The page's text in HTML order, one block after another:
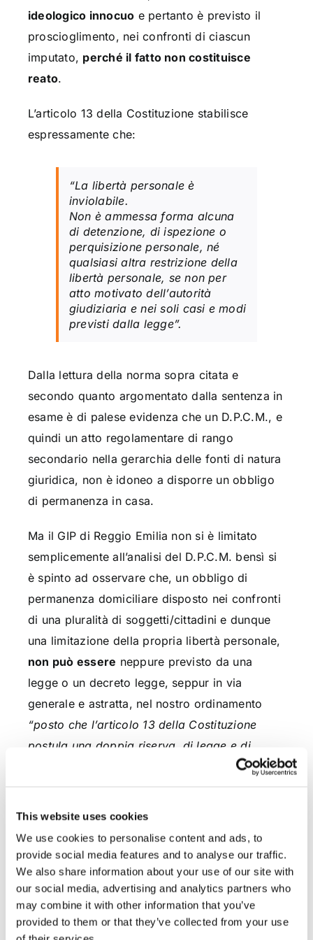
This website uses cookies
We use cookies to personalise content and ads, to
provide social media features and to analyse our traffic.
We also share information about your use of our site with
our social media, advertising and analytics partners who
may combine it with other information that you’ve
provided to them or that they’ve collected from your use
ideologico innocuo e pertanto è previsto il
proscioglimento, nei confronti di ciascun
imputato, perché il fatto non costituisce
reato.
L’articolo 13 della Costituzione stabilisce
espressamente che:
“La libertà personale è
inviolabile.
Non è ammessa forma alcuna
di detenzione, di ispezione o
perquisizione personale, né
qualsiasi altra restrizione della
libertà personale, se non per
atto motivato dell’autorità
giudiziaria e nei soli casi e modi
previsti dalla legge”.
Dalla lettura della norma sopra citata e
secondo quanto argomentato dalla sentenza in
esame è di palese evidenza che un D.P.C.M., e
quindi un atto regolamentare di rango
secondario nella gerarchia delle fonti di natura
giuridica, non è idoneo a disporre un obbligo
di permanenza in casa.
Ma il GIP di Reggio Emilia non si è limitato
semplicemente all’analisi del D.P.C.M. bensì si
è spinto ad osservare che, un obbligo di
permanenza domiciliare disposto nei confronti
di una pluralità di soggetti/cittadini e dunque
una limitazione della propria libertà personale,
non può essere neppure previsto da una
legge o un decreto legge, seppur in via
generale e astratta, nel nostro ordinamento
“posto che l’articolo 13 della Costituzione
postula una doppia riserva, di legge e di
giurisdizione, implicando necessariamente un
La pronuncia ricorda poi che, poiché il
D.P.C.M rappresenta un atto amministrativo,
per il Giudice ordinario non è necessario un
rinvio della questione alla Consulta perchè ne
venga dichiarata l’illegittimità.